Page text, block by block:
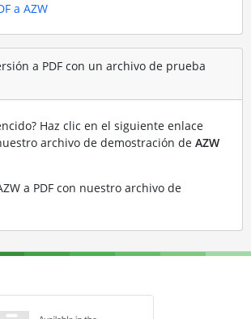
a AZW
a PDF con un archivo de prueba
Haz clic en el siguiente enlace
archivo de demostración de AZW
a PDF con nuestro archivo de